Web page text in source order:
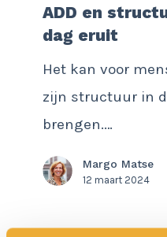
structuur
ziet
mijn
eruit
ADD en
dag eruit
Het kan voor
zijn structuur in
brengen.…
Margo Matse
12 maart 2024